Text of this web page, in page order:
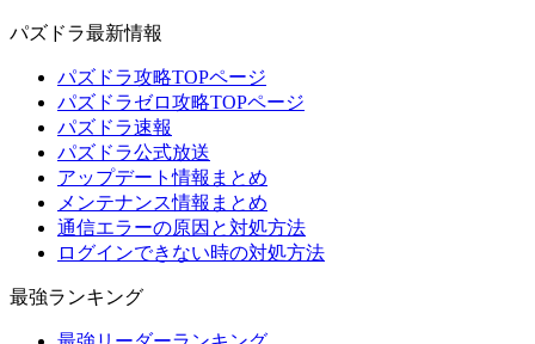
パズドラ最新情報
パズドラ攻略TOPページ
パズドラゼロ攻略TOPページ
パズドラ速報
パズドラ公式放送
アップデート情報まとめ
メンテナンス情報まとめ
通信エラーの原因と対処方法
ログインできない時の対処方法
最強ランキング